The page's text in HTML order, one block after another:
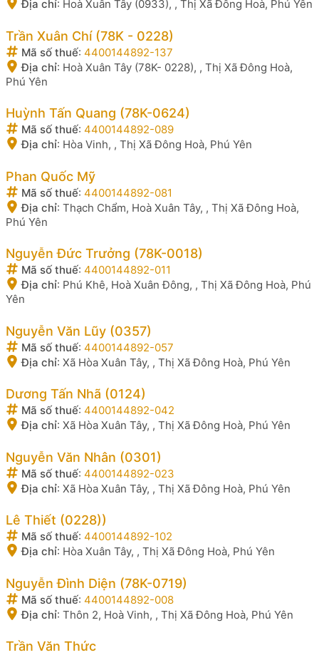
Địa chỉ: Hoà Xuân Tây (0933), , Thị Xã Đông Hoà, Phú Yên
Trần Xuân Chí (78K - 0228)
Mã số thuế: 4400144892-137
Địa chỉ: Hoà Xuân Tây (78K- 0228), , Thị Xã Đông Hoà,
Phú Yên
Huỳnh Tấn Quang (78K-0624)
Mã số thuế: 4400144892-089
Địa chỉ: Hòa Vinh, , Thị Xã Đông Hoà, Phú Yên
Phan Quốc Mỹ
Mã số thuế: 4400144892-081
Địa chỉ: Thạch Chẩm, Hoà Xuân Tây, , Thị Xã Đông Hoà,
Phú Yên
Nguyễn Đức Trưởng (78K-0018)
Mã số thuế: 4400144892-011
Địa chỉ: Phú Khê, Hoà Xuân Đông, , Thị Xã Đông Hoà, Phú
Yên
Nguyễn Văn Lũy (0357)
Mã số thuế: 4400144892-057
Địa chỉ: Xã Hòa Xuân Tây, , Thị Xã Đông Hoà, Phú Yên
Dương Tấn Nhã (0124)
Mã số thuế: 4400144892-042
Địa chỉ: Xã Hòa Xuân Tây, , Thị Xã Đông Hoà, Phú Yên
Nguyễn Văn Nhân (0301)
Mã số thuế: 4400144892-023
Địa chỉ: Xã Hòa Xuân Tây, , Thị Xã Đông Hoà, Phú Yên
Lê Thiết (0228))
Mã số thuế: 4400144892-102
Địa chỉ: Hòa Xuân Tây, , Thị Xã Đông Hoà, Phú Yên
Nguyễn Đình Diện (78K-0719)
Mã số thuế: 4400144892-008
Địa chỉ: Thôn 2, Hoà Vinh, , Thị Xã Đông Hoà, Phú Yên
Trần Văn Thức